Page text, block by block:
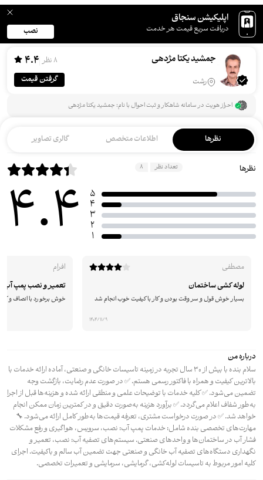
اپلیکیشن سنجاق
دریافت سریع قیمت هر خدمت نصب
جمشید یکتا مژدهی
رشت
8 نظر 4.4
گرفتن قیمت
احراز هویت در سامانه شاهکار و ثبت احوال با نام: جمشید یکتا مژدهی
نظرها اطلاعات متخصص گالری تصاویر
نظرها تعداد نظر 8
5
4
3
2
1
4.4
مصطفی
لوله کشی ساختمان
بسیار خوش قول و سر وقت بودن و کار با کیفیت خوب انجام شد
1404/11/9
افرام
تعمیر و نصب پمپ آب
خوش برخورد با انصاف و
درباره من
سلام بنده با بیش از 30 سال تجربه در زمینه تاسیسات خانگی و صنعتی، آماده ارائه خدمات با
بالاترین کیفیت و همراه با فاکتور رسمی هستم. ✅ در صورت عدم رضایت، بازگشت وجه
تضمین می‌شود. ✅ کلیه خدمات با توضیحات علمی و منطقی ارائه شده و هزینه‌ها قبل از اجرا
به‌طور شفاف اعلام می‌گردد. ✅ برآورد هزینه به‌صورت دقیق و در کمترین زمان ممکن انجام
خواهد شد. ✅ در صورت درخواست مشتری، تعرفه قیمت‌ها به‌طور کامل ارائه می‌شود. 🔧
مهارت‌های تخصصی بنده شامل: خدمات پمپ آب: نصب، سرویس، هواگیری و رفع مشکلات
فشار آب در ساختمان‌ها و واحدهای صنعتی. سیستم‌های تصفیه آب: نصب، تعمیر و
نگهداری دستگاه‌های تصفیه آب خانگی و صنعتی جهت تضمین آب سالم و باکیفیت. اجرای
کلیه امور مربوط به تاسیسات لوله‌کشی، گرمایشی، سرمایشی و تعمیرات تخصصی.